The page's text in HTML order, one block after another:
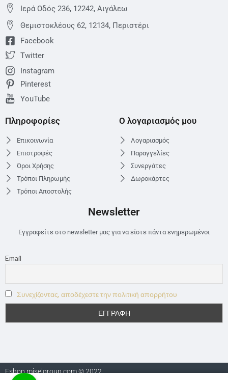
Ιερά Οδός 236, 12242, Αιγάλεω
Θεμιστoκλέους 62, 12134, Περιστέρι
Facebook
Twitter
Instagram
Pinterest
YouTube
Πληροφορίες
Επικοινωνία
Επιστροφές
Όροι Χρήσης
Τρόποι Πληρωμής
Τρόποι Αποστολής
Ο λογαριασμός μου
Λογαριασμός
Παραγγελίες
Συνεργάτες
Δωροκάρτες
Newsletter
Εγγραφείτε στο newsletter μας για να είστε πάντα ενημερωμένοι
Email
Συνεχίζοντας, αποδέχεστε την πολιτική απορρήτου
Eshop.miselgroup.com © 2022